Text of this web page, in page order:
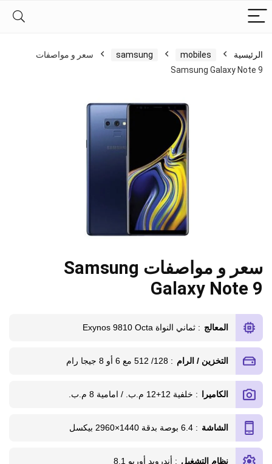
الرئيسية mobiles
samsung
سعر و مواصفات
Samsung Galaxy Note 9
سعر و مواصفات Samsung
Galaxy Note 9
المعالج : ثماني النواة Exynos 9810 Octa
التخزين / الرام : 128/ 512 مع 6 أو 8 جيجا رام
الكاميرا : خلفية 12+12 م.ب. / امامية 8 م.ب.
الشاشة : 6.4 بوصة بدقة 1440×2960 بيكسل
نظام التشغيل : أندرويد أوريو 8.1